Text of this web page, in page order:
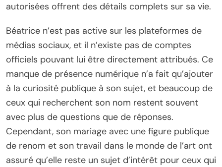
autorisées offrent des détails complets sur sa vie.
Béatrice n’est pas active sur les plateformes de
médias sociaux, et il n’existe pas de comptes
officiels pouvant lui être directement attribués. Ce
manque de présence numérique n’a fait qu’ajouter
à la curiosité publique à son sujet, et beaucoup de
ceux qui recherchent son nom restent souvent
avec plus de questions que de réponses.
Cependant, son mariage avec une figure publique
de renom et son travail dans le monde de l’art ont
assuré qu’elle reste un sujet d’intérêt pour ceux qui